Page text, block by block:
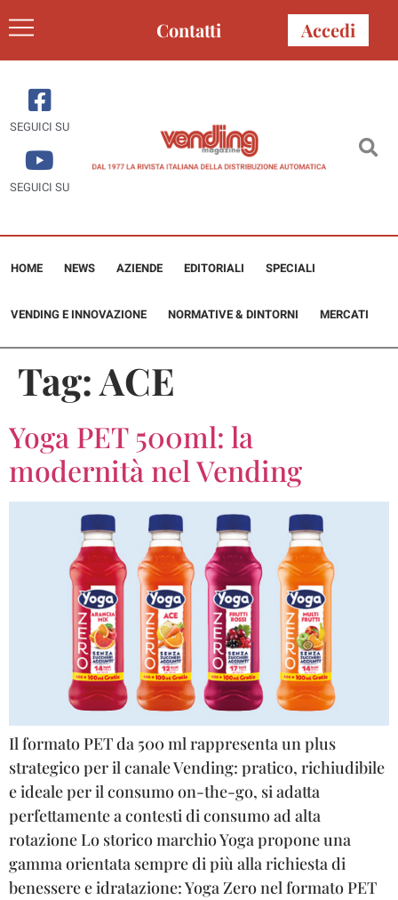
Contatti Accedi
SEGUICI SU
SEGUICI SU
HOME NEWS AZIENDE EDITORIALI SPECIALI
VENDING E INNOVAZIONE NORMATIVE & DINTORNI MERCATI
Tag:ACE
Yoga PET 500ml: la
modernità nel Vending
Il formato PET da 500 ml rappresenta un plus
strategico per il canale Vending: pratico, richiudibile
e ideale per il consumo on-the-go, si adatta
perfettamente a contesti di consumo ad alta
rotazione Lo storico marchio Yoga propone una
gamma orientata sempre di più alla richiesta di
benessere e idratazione: Yoga Zero nel formato PET